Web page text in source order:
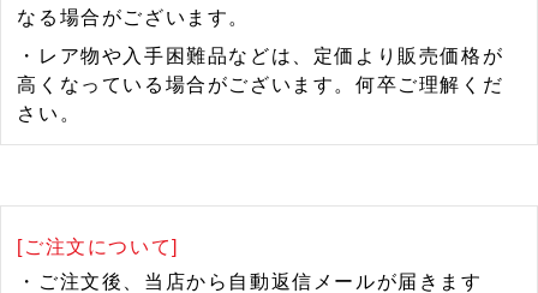
なる場合がございます。
・レア物や入手困難品などは、定価より販売価格が
高くなっている場合がございます。何卒ご理解くだ
さい。
[ご注文について]
・ご注文後、当店から自動返信メールが届きます